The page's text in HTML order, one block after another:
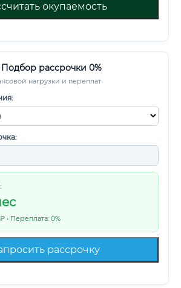
окупаемость
Подбор рассрочки 0%
нагрузки и переплат
• Переплата: 0%
рассрочку